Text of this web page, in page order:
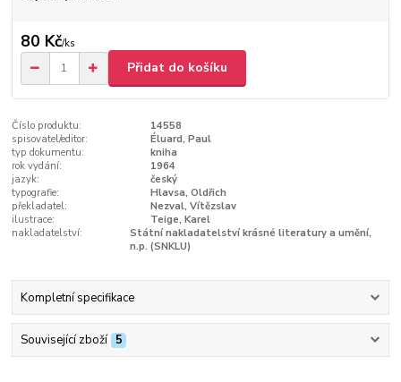
80 Kč/ks
Přidat do košíku
Číslo produktu:
14558
spisovatel/editor:
Éluard, Paul
typ dokumentu:
kniha
rok vydání:
1964
jazyk:
český
typografie:
Hlavsa, Oldřich
překladatel:
Nezval, Vítězslav
ilustrace:
Teige, Karel
nakladatelství:
Státní nakladatelství krásné literatury a umění,
n.p. (SNKLU)
Kompletní specifikace
Související zboží 5